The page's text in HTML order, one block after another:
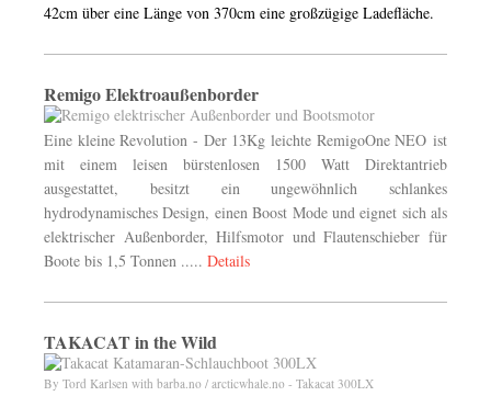
42cm über eine Länge von 370cm eine großzügige Ladefläche.
Remigo Elektroaußenborder
Eine kleine Revolution - Der 13Kg leichte RemigoOne NEO ist
mit einem leisen bürstenlosen 1500 Watt Direktantrieb
ausgestattet, besitzt ein ungewöhnlich schlankes
hydrodynamisches Design, einen Boost Mode und eignet sich als
elektrischer Außenborder, Hilfsmotor und Flautenschieber für
Boote bis 1,5 Tonnen ..... Details
TAKACAT in the Wild
By Tord Karlsen with barba.no / arcticwhale.no - Takacat 300LX